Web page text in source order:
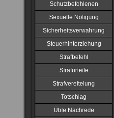
Schutzbefohlenen
Sexuelle Nötigung
Sicherheitsverwahrung
Steuerhinterziehung
Strafbefehl
Strafurteile
Strafvereitelung
Totschlag
Üble Nachrede